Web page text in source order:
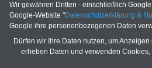
erfolgreichen
mehr als 100
Beamte und
Wir gewähren Dritten - einschließlich
Google-Website "Datenschutzerklärung &
Google ihre personenbezogenen Daten
Dürfen wir Ihre Daten nutzen, um
erheben Daten und verwenden